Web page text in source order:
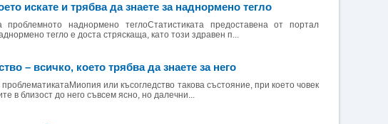
искате и трябва да знаете за наднормено тегло
наднормено теглоСтатистиката предоставена от портал
тегло е доста стряскаща, като този здравен п...
– всичко, което трябва да знаете за него
или късогледство такова състояние, при което човек
в близост до него съвсем ясно, но далечни...